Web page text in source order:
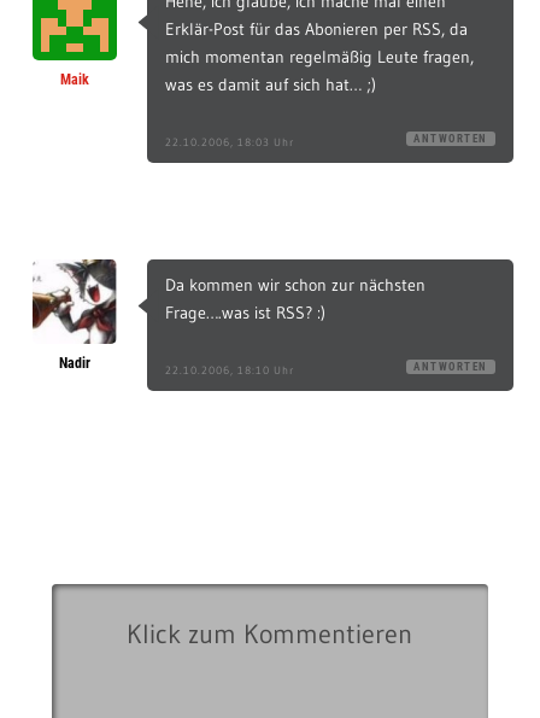
Maik
Erklär-Post für das Abonieren per RSS, da
mich momentan regelmäßig Leute fragen,
was es damit auf sich hat… ;)
22.10.2006, 18:03 Uhr ANTWORTEN
Nadir
Da kommen wir schon zur nächsten
Frage….was ist RSS? :)
22.10.2006, 18:10 Uhr ANTWORTEN